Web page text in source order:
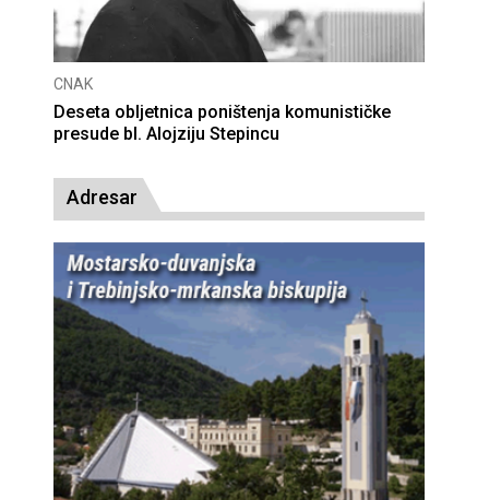
CNAK
Deseta obljetnica poništenja komunističke
presude bl. Alojziju Stepincu
Adresar